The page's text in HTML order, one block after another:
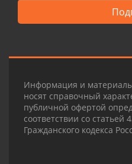
Информация и
носят справочный
публичной офертой
соответствии со статьей
Гражданского кодекса